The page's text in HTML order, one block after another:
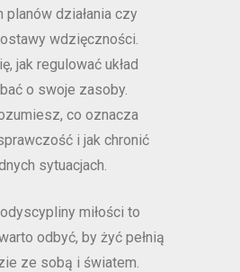
planów działania czy
wdzięczności.
jak regulować układ
o swoje zasoby.
co oznacza
i jak chronić
sytuacjach.
miłości to
odbyć, by żyć pełnią
ze sobą i światem.